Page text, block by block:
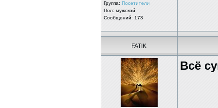
Группа: Посетители
Пол: мужской
Сообщений: 173
FATIK
Всё